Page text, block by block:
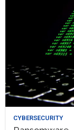
CYBERSECURITY